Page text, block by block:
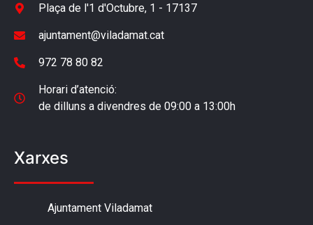
Plaça de l'1 d'Octubre, 1 - 17137
ajuntament@viladamat.cat
972 78 80 82
Horari d’atenció:
de dilluns a divendres de 09:00 a 13:00h
Xarxes
Ajuntament Viladamat